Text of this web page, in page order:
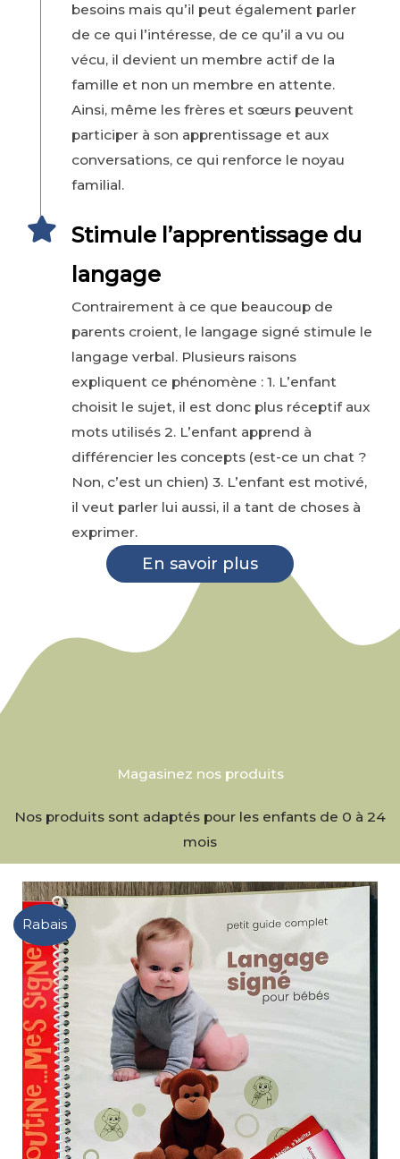
besoins mais qu’il peut également parler
de ce qui l’intéresse, de ce qu’il a vu ou
vécu, il devient un membre actif de la
famille et non un membre en attente.
Ainsi, même les frères et sœurs peuvent
participer à son apprentissage et aux
conversations, ce qui renforce le noyau
familial.
Stimule l’apprentissage du
langage
Contrairement à ce que beaucoup de
parents croient, le langage signé stimule le
langage verbal. Plusieurs raisons
expliquent ce phénomène : 1. L’enfant
choisit le sujet, il est donc plus réceptif aux
mots utilisés 2. L’enfant apprend à
différencier les concepts (est-ce un chat ?
Non, c’est un chien) 3. L’enfant est motivé,
il veut parler lui aussi, il a tant de choses à
exprimer.
En savoir plus
Magasinez nos produits
Nos produits sont adaptés pour les enfants de 0 à 24
mois
Rabais